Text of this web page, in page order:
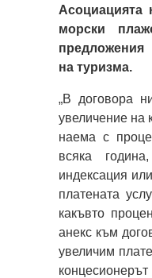
Асоциацията
морски
на туризма.
„В договора
увеличение на
наема с
всяка
индексация
платената
какъвто
анекс към
увеличим